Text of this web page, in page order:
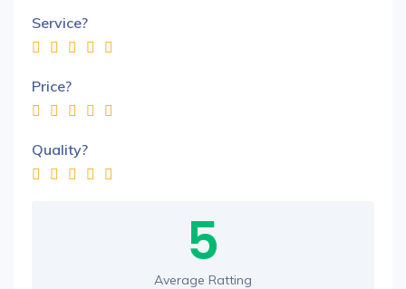
Service?
Price?
Quality?
5
Average Ratting